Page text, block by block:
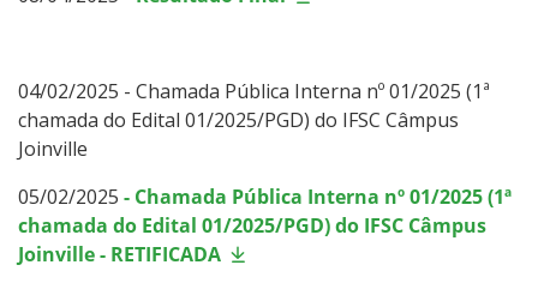
04/02/2025 - Chamada Pública Interna nº 01/2025 (1ª
chamada do Edital 01/2025/PGD) do IFSC Câmpus
Joinville
05/02/2025 - Chamada Pública Interna nº 01/2025 (1ª
chamada do Edital 01/2025/PGD) do IFSC Câmpus
Joinville - RETIFICADA